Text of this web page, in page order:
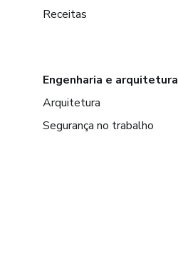
Receitas
Engenharia e arquitetura
Arquitetura
Segurança no trabalho